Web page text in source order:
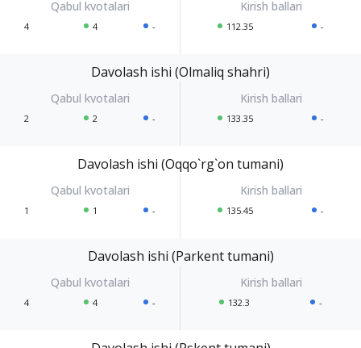
4 4 - 112.35 -
Davolash ishi (Olmaliq shahri)
2 2 - 133.35 -
Davolash ishi (Oqqo`rg`on tumani)
1 1 - 135.45 -
Davolash ishi (Parkent tumani)
4 4 - 132.3 -